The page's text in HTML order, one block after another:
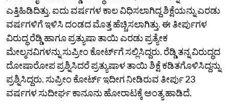
ಎತ್ತಿಹಿಡಿದಿತ್ತು. ಐದು ವರ್ಷಗಳ ಕಾಲ ವಿಧಿಸಲಾಗಿದ್ದ ಶಿಕ್ಷೆಯನ್ನು ಎರಡು
ವರ್ಷಗಳಿಗೆ ಇಳಿಸಿ ದಂಡದ ಮೊತ್ತ ಹೆಚ್ಚಿಸಲಾಗಿತ್ತು. ಈ ತೀರ್ಪುಗಳ
ವಿರುದ್ಧ ರೆಡ್ಡಿ ಹಾಗೂ ಪ್ರತ್ಯುಷಾ ತಾಯಿ ಎರಡು ಪ್ರತ್ಯೇಕ
ಮೇಲ್ಮನವಿಗಳನ್ನು ಸುಪ್ರೀಂ ಕೋರ್ಟ್‌ಗೆ ಸಲ್ಲಿಸಿದ್ದರು. ರೆಡ್ಡಿ ತನ್ನ ವಿರುದ್ಧದ
ದೋಷಾರೋಪ ಪ್ರಶ್ನಿಸಿದರೆ ಪ್ರತ್ಯುಷಾಳ ತಾಯಿ ಶಿಕ್ಷೆ ಕಡಿತಗೊಳಿಸಿದ್ದನ್ನು
ಪ್ರಶ್ನಿಸಿದ್ದರು. ಸುಪ್ರೀಂ ಕೋರ್ಟ್‌ ಇದೀಗ ನೀಡಿರುವ ತೀರ್ಪು 23
ವರ್ಷಗಳ ಸುದೀರ್ಘ ಕಾನೂನು ಹೋರಾಟಕ್ಕೆ ಅಂತ್ಯ ಹಾಡಿದೆ.